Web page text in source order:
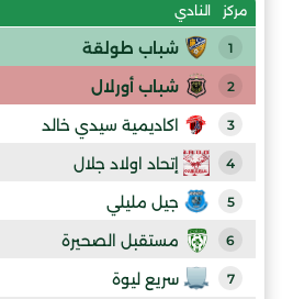
مركز النادي
1 شباب طولقة
2 شباب أورلال
3 اكاديمية سيدي خالد
4 إتحاد اولاد جلال
5 جيل مليلي
6 مستقبل الصحيرة
7 سريع ليوة